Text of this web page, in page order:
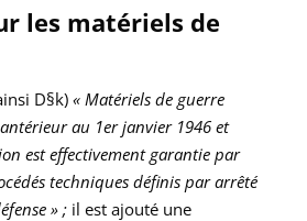
les matériels de
D§k) « Matériels de guerre
au 1er janvier 1946 et
est effectivement garantie par
techniques définis par arrêté
» ;il est ajouté une